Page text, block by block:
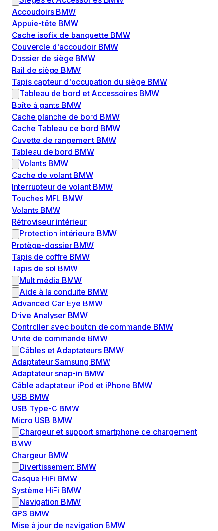
Accoudoirs BMW
Appuie-tête BMW
Cache isofix de banquette BMW
Couvercle d'accoudoir BMW
Dossier de siège BMW
Rail de siège BMW
Tapis capteur d'occupation du siège BMW
Tableau de bord et Accessoires BMW
Boîte à gants BMW
Cache planche de bord BMW
Cache Tableau de bord BMW
Cuvette de rangement BMW
Tableau de bord BMW
Volants BMW
Cache de volant BMW
Interrupteur de volant BMW
Touches MFL BMW
Volants BMW
Rétroviseur intérieur
Protection intérieure BMW
Protège-dossier BMW
Tapis de coffre BMW
Tapis de sol BMW
Multimédia BMW
Aide à la conduite BMW
Advanced Car Eye BMW
Drive Analyser BMW
Controller avec bouton de commande BMW
Unité de commande BMW
Câbles et Adaptateurs BMW
Adaptateur Samsung BMW
Adaptateur snap-in BMW
Câble adaptateur iPod et iPhone BMW
USB BMW
USB Type-C BMW
Micro USB BMW
Chargeur et support smartphone de chargement
BMW
Chargeur BMW
Divertissement BMW
Casque HiFi BMW
Système HiFi BMW
Navigation BMW
GPS BMW
Mise à jour de navigation BMW